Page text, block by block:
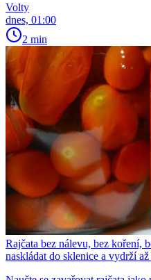
Volty
dnes, 01:00
2 min
Rajčata bez nálevu, bez koření,
naskládat do sklenice a vydrží